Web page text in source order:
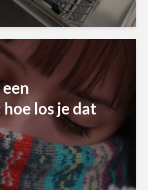
los je dat